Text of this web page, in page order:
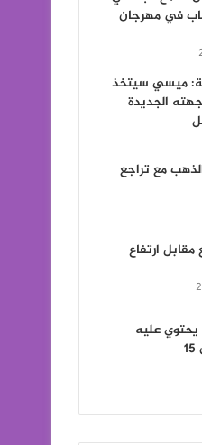
في مهرجان
ميسي سيتخذ
الجديدة
مع تراجع
ارتفاع
عليه